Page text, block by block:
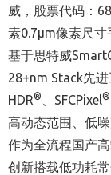
威，股票代码：
素0.7μm像素尺寸
基于思特威
28+nm Stack先
HDR® SFCPixel®
高动态范围、低
作为全流程国产
创新搭载低功耗